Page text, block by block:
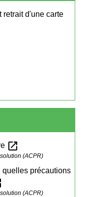
retrait d'une carte
open_in_new
(ACPR)
quelles précautions
(ACPR)